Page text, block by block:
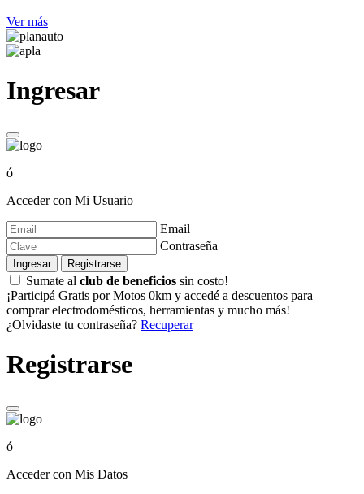
Ver más
Ingresar
ó
Acceder con Mi Usuario
Email
Contraseña
Ingresar Registrarse
Sumate al club de beneficios sin costo!
¡Participá Gratis por Motos 0km y accedé a descuentos para
comprar electrodomésticos, herramientas y mucho más!
¿Olvidaste tu contraseña? Recuperar
Registrarse
ó
Acceder con Mis Datos